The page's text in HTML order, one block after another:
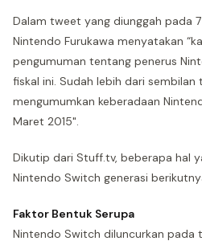
Dalam tweet yang diunggah pada
Nintendo Furukawa menyatakan
pengumuman tentang penerus
fiskal ini. Sudah lebih dari sembilan
mengumumkan keberadaan
Maret 2015".
Dikutip dari Stuff.tv, beberapa hal
Nintendo Switch generasi
Faktor Bentuk Serupa
Nintendo Switch diluncurkan pada